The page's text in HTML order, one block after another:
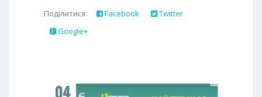
Поділитися: Facebook
Twitter
Google+
04